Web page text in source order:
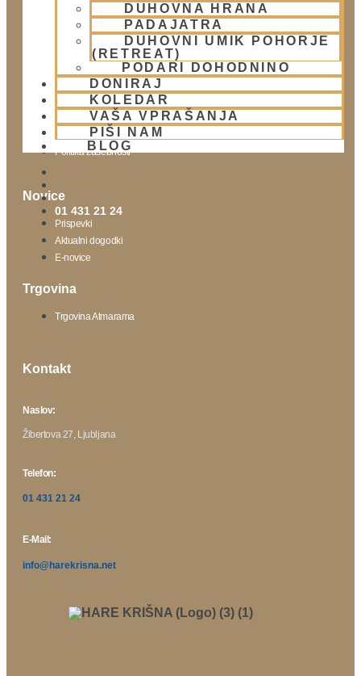
DUHOVNA HRANA
PADAJATRA
DUHOVNI UMIK POHORJE
(RETREAT)
PODARI DOHODNINO
DONIRAJ
KOLEDAR
VAŠA VPRAŠANJA
PIŠI NAM
BLOG
01 431 21 24
Doniraj
Urnik templja
Nedeljsko srečanje
Parkiranje
Politika zasebnosti
Novice
Prispevki
Aktualni dogodki
E-novice
Trgovina
Trgovina Atmarama
Kontakt
Naslov:
Žibertova 27, Ljubljana
Telefon:
01 431 21 24
E-Mail:
info@harekrisna.net